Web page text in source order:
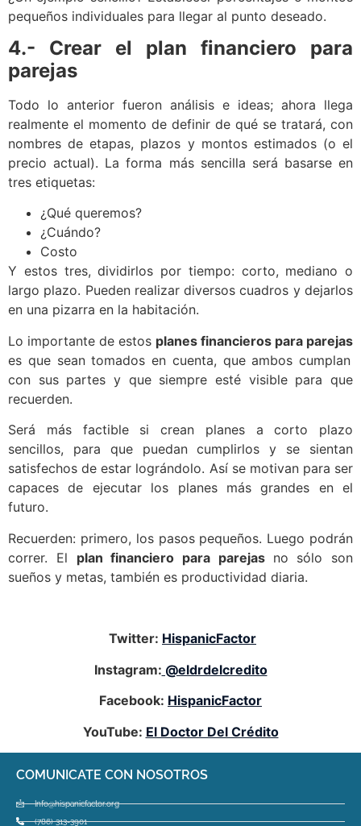
pequeños individuales para llegar al punto deseado.
4.- Crear el plan financiero para
parejas
Todo lo anterior fueron análisis e ideas; ahora llega
realmente el momento de definir de qué se tratará, con
nombres de etapas, plazos y montos estimados (o el
precio actual). La forma más sencilla será basarse en
tres etiquetas:
¿Qué queremos?
¿Cuándo?
Costo
Y estos tres, dividirlos por tiempo: corto, mediano o
largo plazo. Pueden realizar diversos cuadros y dejarlos
en una pizarra en la habitación.
Lo importante de estos planes financieros para parejas
es que sean tomados en cuenta, que ambos cumplan
con sus partes y que siempre esté visible para que
recuerden.
Será más factible si crean planes a corto plazo
sencillos, para que puedan cumplirlos y se sientan
satisfechos de estar lográndolo. Así se motivan para ser
capaces de ejecutar los planes más grandes en el
futuro.
Recuerden: primero, los pasos pequeños. Luego podrán
correr. El plan financiero para parejas no sólo son
sueños y metas, también es productividad diaria.
Twitter: HispanicFactor
Instagram: @eldrdelcredito
Facebook: HispanicFactor
YouTube: El Doctor Del Crédito
COMUNICATE CON NOSOTROS
Info@hispanicfactor.org
(786) 313-3901